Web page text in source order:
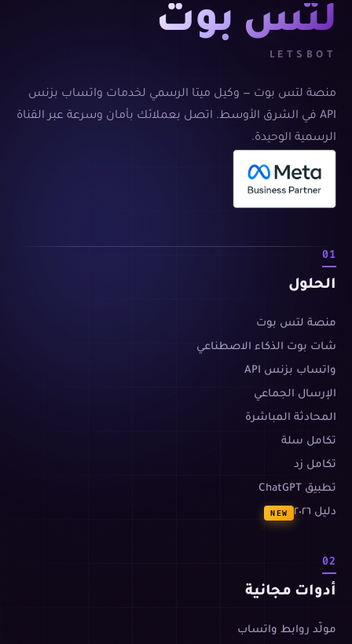
لتس بوت
LETSBOT
منصة لتس بوت — وكيل ميتا الرسمي لخدمات واتساب بزنس
API في الشرق الأوسط. اتصل بعملائك بأمان وسرعة عبر القناة
الرسمية الوحيدة.
01
الحلول
منصة لتس بوت
شات بوت الذكاء الاصطناعي
واتساب بزنس API
الإرسال الجماعي
المحادثة المباشرة
تكامل سلة
تكامل زد
تطبيق ChatGPT
دليل ٢٠٢٦
NEW
02
أدوات مجانية
مولّد روابط واتساب